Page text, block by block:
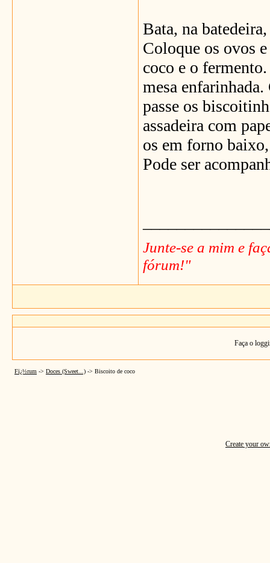
Bata, na
Coloque os ovos
coco e o
mesa
passe os
assadeira com
os em forno
Pode ser
Junte-se a mim e
fórum!"
Faça o
Fï¿½rum -> Doces (Sweet...) -> Biscoito de coco
Create your